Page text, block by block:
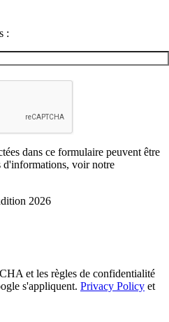
:
dans ce formulaire peuvent être
d'informations, voir notre
2026
et les règles de confidentialité
s'appliquent. Privacy Policy et